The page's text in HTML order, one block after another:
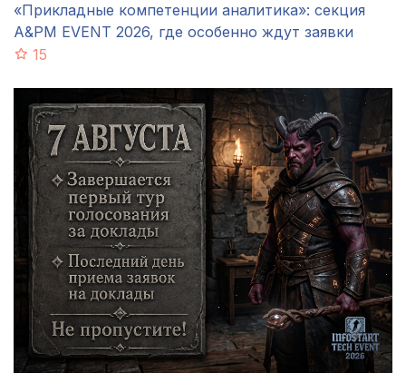
«Прикладные компетенции аналитика»: секция
A&PM EVENT 2026, где особенно ждут заявки
15